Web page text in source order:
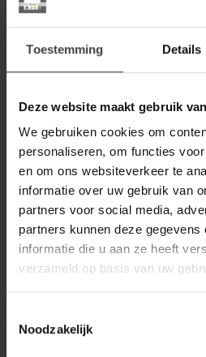
Toestemming Details
Deze website maakt gebruik
We gebruiken cookies om
personaliseren, om functies
en om ons websiteverkeer te
informatie over uw gebruik van
partners voor social media,
partners kunnen deze
informatie die u aan ze heeft
verzameld op basis van uw
Noodzakelijk
-50%
STARFURN
Salontafel Otik Brown
Oak | 70 cm | Set van 2
Salontafel Otik Brown Oak
is een stijlvolle set van twee
ronde tafels met eikenh...
199,00
Op bestelling
in